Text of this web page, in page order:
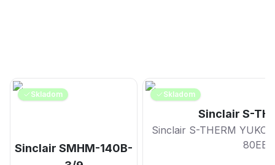
Skladom
Sinclair SMHM-140B-
Skladom
Sinclair S-
Sinclair S-THERM
80EB